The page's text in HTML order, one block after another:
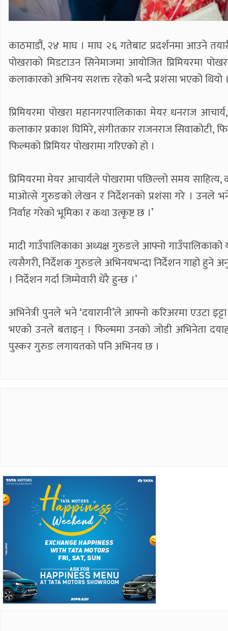
काठमाडौं, २४ माघ । माघ २६ गतेबाट प्रदर्शनमा आउने
पोखराको मिडटाउन सिनेमाजमा आयोजित प्रिमियरमा
कलाकारको अभिनय सशक्त रहेको भन्दै प्रशंसा भएको थियो
प्रिमियरमा पोखरा महानगरपालिकाका मेयर धनराज
कलाकार प्रकाश घिमिरे, संगीतकार राजनराज सिवाकोटी,
फिल्मको प्रिमियर पोखरामा गरिएको हो ।
प्रिमियरमा मेयर आचार्यले पोखरामा पछिल्लो समय
माओत्से गुरुङको लेखन र निर्देशनको प्रशंसा गरे । उनले
निर्वाह गरेको भूमिका र कथा उत्कृष्ट छ ।’
मादी गाउँपालिकाका अध्यक्ष गुरुङले आफ्नो गाउँपालिकाको
त्यसैगरी, निर्देशक गुरुङले अभिनयभन्दा निर्देशन गाह्रो
। निर्देशन गर्दा जिम्मेवारी धेरै हुन्छ ।’
अभिनेत्री पुनले भने ‘दयारानी’ले आफ्नो करिअरमा एउटा
भएको उनले बताइन् । फिल्ममा उनको जोडी अभिनेता
पुस्कर गुरुङ लगायतको पनि अभिनय छ ।